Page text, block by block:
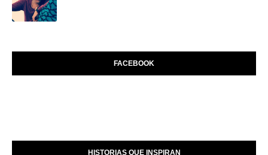
FACEBOOK
HISTORIAS QUE INSPIRAN